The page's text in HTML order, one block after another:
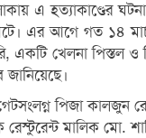
এ হত্যাকাণ্ডের
এর আগে গত ১৪
খেলনা পিস্তল ও
পিজা কালজুন
রেস্টুরেন্ট মালিক মো.